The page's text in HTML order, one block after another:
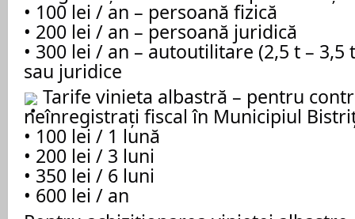
• 100 lei / an – persoană fizică
• 200 lei / an – persoană juridică
• 300 lei / an – autoutilitare (2,5 t – 3,5
sau juridice
Tarife vinieta albastră – pentru
neînregistrați fiscal în Municipiul
• 100 lei / 1 lună
• 200 lei / 3 luni
• 350 lei / 6 luni
• 600 lei / an